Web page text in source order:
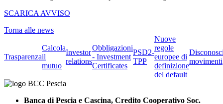
SCARICA AVVISO
Torna alle news
Trasparenza
Calcola
il
mutuo
Investor
relations
Obbligazioni
- Investment
Certificates
PSD2-
TPP
Nuove
regole
europee di
definizione
del default
movimenti
Banca di Pescia e Cascina, Credito Cooperativo Soc.